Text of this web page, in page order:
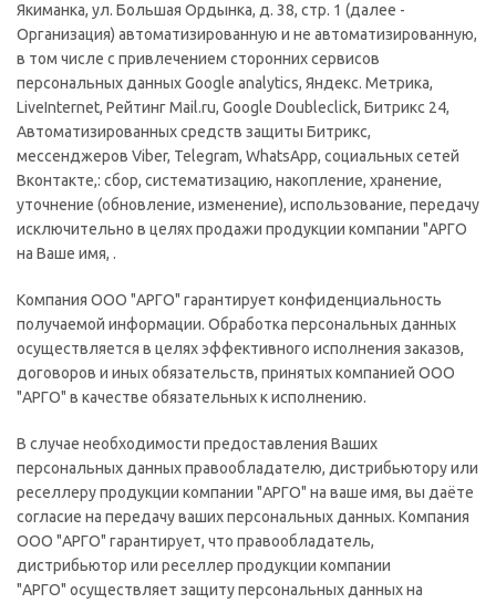
Якиманка, ул. Большая Ордынка, д. 38, стр. 1 (далее -
Организация) автоматизированную и не автоматизированную,
в том числе с привлечением сторонних сервисов
персональных данных Google analytics, Яндекс. Метрика,
LiveInternet, Рейтинг Mail.ru, Google Doubleclick, Битрикс 24,
Автоматизированных средств защиты Битрикс,
мессенджеров Viber, Telegram, WhatsApp, социальных сетей
Вконтакте,: сбор, систематизацию, накопление, хранение,
уточнение (обновление, изменение), использование, передачу
исключительно в целях продажи продукции компании "АРГО
на Ваше имя, .
Компания ООО "АРГО" гарантирует конфиденциальность
получаемой информации. Обработка персональных данных
осуществляется в целях эффективного исполнения заказов,
договоров и иных обязательств, принятых компанией ООО
"АРГО" в качестве обязательных к исполнению.
В случае необходимости предоставления Ваших
персональных данных правообладателю, дистрибьютору или
реселлеру продукции компании "АРГО" на ваше имя, вы даёте
согласие на передачу ваших персональных данных. Компания
ООО "АРГО" гарантирует, что правообладатель,
дистрибьютор или реселлер продукции компании
"АРГО" осуществляет защиту персональных данных на